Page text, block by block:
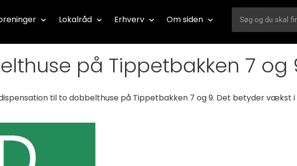
Lokalråd Erhverv Om siden
på Tippetbakken 7 og
til to dobbelthuse på Tippetbakken 7 og 9. Det betyder vækst i